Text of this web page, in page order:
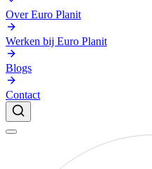
Over Euro Planit
Werken bij Euro Planit
Blogs
Contact